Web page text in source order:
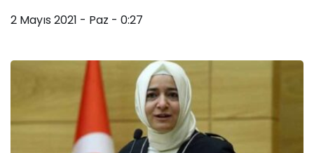
2 Mayıs 2021 - Paz - 0:27